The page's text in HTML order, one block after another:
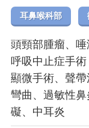
耳鼻喉科部
頭頸部腫瘤、
呼吸中止症手
顯微手術、聲
彎曲、過敏性
礙、中耳炎